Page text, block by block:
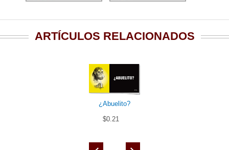
ARTÍCULOS RELACIONADOS
¿Abuelito?
$0.21